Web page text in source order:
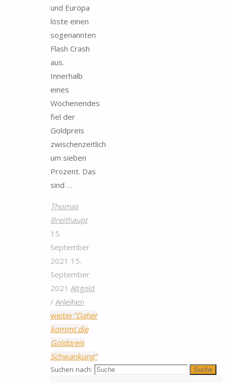
und Europa
löste einen
sogenannten
Flash Crash
aus.
Innerhalb
eines
Wochenendes
fiel der
Goldpreis
zwischenzeitlich
um sieben
Prozent. Das
sind …
Thomas
Breithaupt
15.
September
2021 15.
September
2021 Altgold
/ Anleihen
weiter"Daher
kommt die
Goldpreis
Schwankung"
Suchen nach: Suche